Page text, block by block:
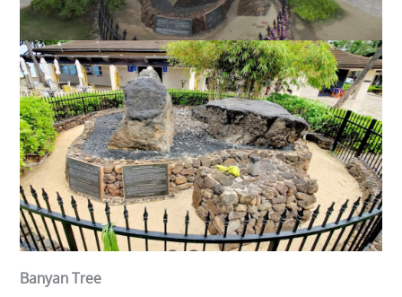
Banyan Tree